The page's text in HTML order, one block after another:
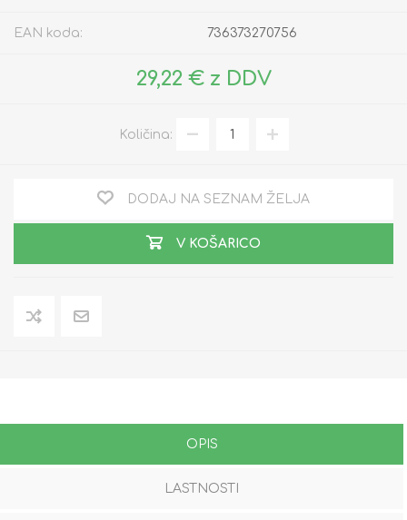
EAN koda: 736373270756
29,22 € z DDV
Količina:
DODAJ NA SEZNAM ŽELJA
V KOŠARICO
OPIS
LASTNOSTI